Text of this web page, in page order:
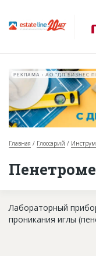
О проекте
База строящихся
РЕКЛАМА • АО "ДП БИЗНЕС
Главная Глоссарий
Лабораторный
проникания иглы